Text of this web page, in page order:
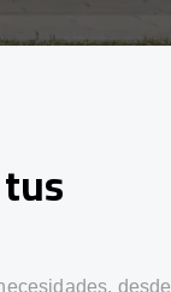
desde